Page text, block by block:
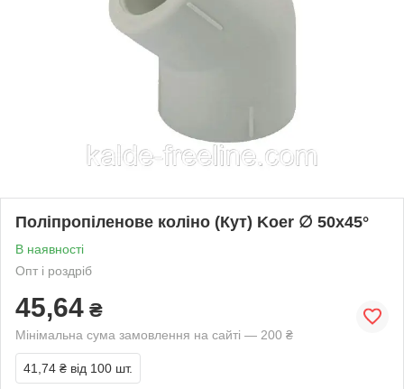
Поліпропіленове коліно (Кут) Koer ∅ 50х45°
В наявності
Опт і роздріб
45,64 ₴
Мінімальна сума замовлення на сайті — 200 ₴
41,74 ₴ від 100 шт.